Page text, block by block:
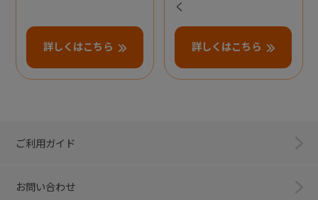
詳しくはこちら
く
詳しくはこちら
ご利用ガイド
お問い合わせ